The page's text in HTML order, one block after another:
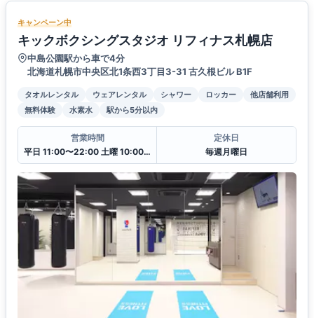
キャンペーン中
キックボクシングスタジオ リフィナス札幌店
中島公園駅から車で4分
北海道札幌市中央区北1条西3丁目3-31 古久根ビル B1F
タオルレンタル ウェアレンタル シャワー ロッカー
他店舗利用
無料体験
水素水 駅から5分以内
営業時間
平日 11:00〜22:00 土曜 10:00〜20:00 日・祝 10:00〜18:00
定休日
毎週月曜日